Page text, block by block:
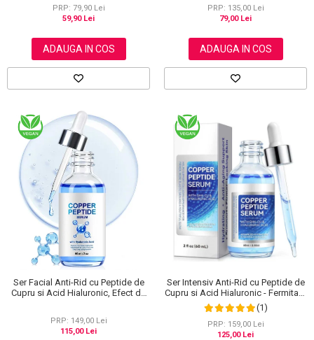
PRP: 79,90 Lei
59,90 Lei
ADAUGA IN COS
PRP: 135,00 Lei
79,00 Lei
ADAUGA IN COS
Ser Facial Anti-Rid cu Peptide de
Cupru si Acid Hialuronic, Efect de
PRP: 149,00 Lei
115,00 Lei
Ser Intensiv Anti-Rid cu Peptide de
Cupru si Acid Hialuronic - Fermitate
si Hidratare, 60 ml
(1)
PRP: 159,00 Lei
125,00 Lei